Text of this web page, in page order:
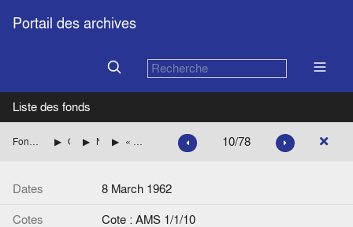
Portail des archives
Liste des fonds
Fonds Jean Monnet : rédaction des Mémoires Origines et naissance du projet Notes et réflexions préliminaires « Livres ». Tableau récapitulatif d’éditeurs et d’ouvrages envisagés. 10/78
Dates
8 March 1962
Cotes
Cote : AMS 1/1/10